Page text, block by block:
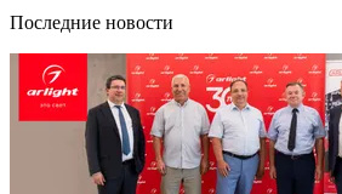
Последние новости